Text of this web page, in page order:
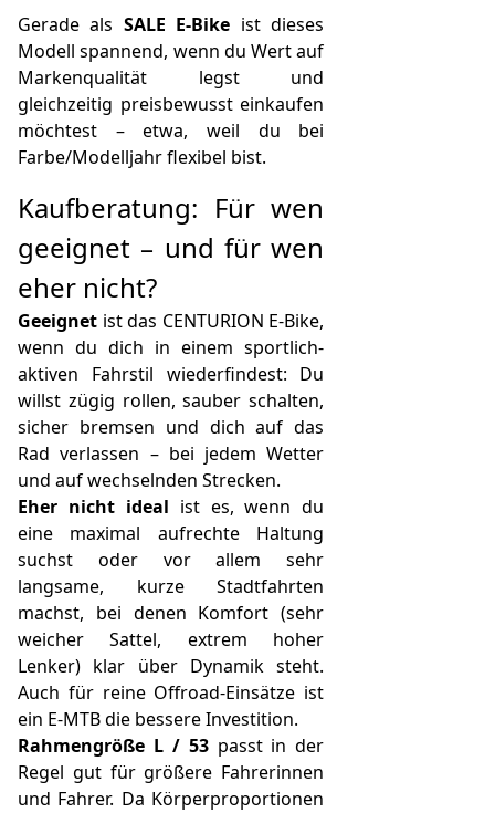
Gerade als SALE E-Bike ist dieses
Modell spannend, wenn du Wert auf
Markenqualität legst und
gleichzeitig preisbewusst einkaufen
möchtest – etwa, weil du bei
Farbe/Modelljahr flexibel bist.
Kaufberatung: Für wen
geeignet – und für wen
eher nicht?
Geeignet ist das CENTURION E-Bike,
wenn du dich in einem sportlich-
aktiven Fahrstil wiederfindest: Du
willst zügig rollen, sauber schalten,
sicher bremsen und dich auf das
Rad verlassen – bei jedem Wetter
und auf wechselnden Strecken.
Eher nicht ideal ist es, wenn du
eine maximal aufrechte Haltung
suchst oder vor allem sehr
langsame, kurze Stadtfahrten
machst, bei denen Komfort (sehr
weicher Sattel, extrem hoher
Lenker) klar über Dynamik steht.
Auch für reine Offroad-Einsätze ist
ein E-MTB die bessere Investition.
Rahmengröße L / 53passt in der
Regel gut für größere Fahrerinnen
und Fahrer. Da Körperproportionen